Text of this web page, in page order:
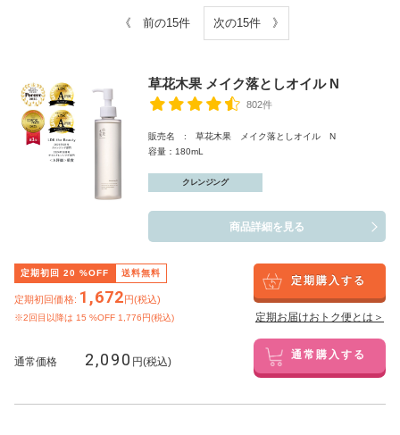
《 前の15件 次の15件 》
草花木果 メイク落としオイル N
802件
販売名 : 草花木果 メイク落としオイル N
容量：180mL
クレンジング
商品詳細を見る
定期初回 20 %OFF 送料無料
定期初回価格: 1,672円(税込)
※2回目以降は 15 %OFF 1,776円(税込)
定期購入する
定期お届けおトク便とは＞
通常価格 2,090 円(税込) 通常購入する